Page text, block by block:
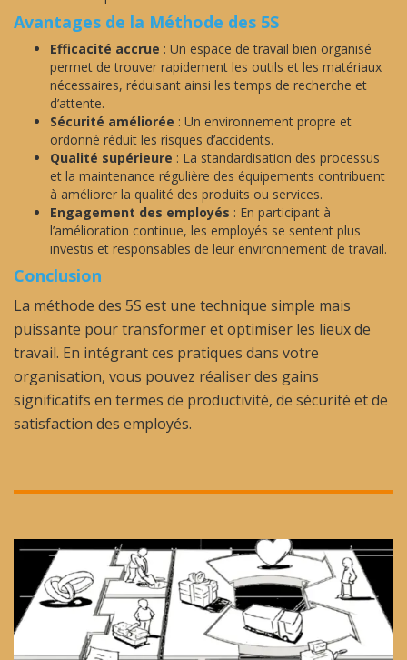
Avantages de la Méthode des 5S
Efficacité accrue : Un espace de travail bien organisé
permet de trouver rapidement les outils et les matériaux
nécessaires, réduisant ainsi les temps de recherche et
d’attente.
Sécurité améliorée : Un environnement propre et
ordonné réduit les risques d’accidents.
Qualité supérieure : La standardisation des processus
et la maintenance régulière des équipements contribuent
à améliorer la qualité des produits ou services.
Engagement des employés : En participant à
l’amélioration continue, les employés se sentent plus
investis et responsables de leur environnement de travail.
Conclusion
La méthode des 5S est une technique simple mais
puissante pour transformer et optimiser les lieux de
travail. En intégrant ces pratiques dans votre
organisation, vous pouvez réaliser des gains
significatifs en termes de productivité, de sécurité et de
satisfaction des employés.